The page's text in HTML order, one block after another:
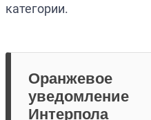
категории.
Оранжевое
уведомление
Интерпола